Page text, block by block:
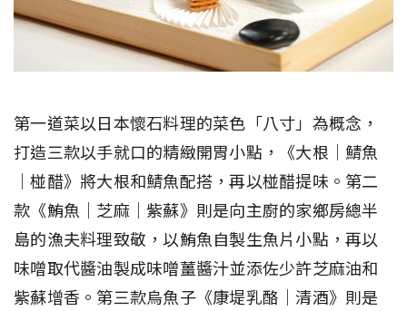
第一道菜以日本懷石料理的菜色「八寸」為概念，
打造三款以手就口的精緻開胃小點，《大根｜鯖魚
｜椪醋》將大根和鯖魚配搭，再以椪醋提味。第二
款《鮪魚｜芝麻｜紫蘇》則是向主廚的家鄉房總半
島的漁夫料理致敬，以鮪魚自製生魚片小點，再以
味噌取代醬油製成味噌薑醬汁並添佐少許芝麻油和
紫蘇增香。第三款烏魚子《康堤乳酪｜清酒》則是